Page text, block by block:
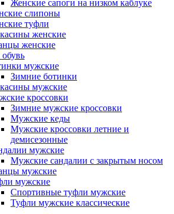
Женские сапоги на низком каблуке
слипоны
туфли
женские
женские
мужские
Зимние ботинки
мужские
кроссовки
Зимние мужские кроссовки
Мужские кеды
Мужские кроссовки летние и
демисезонные
мужские
Мужские сандалии с закрытым носом
мужские
мужские
Спортивные туфли мужские
Туфли мужские классические